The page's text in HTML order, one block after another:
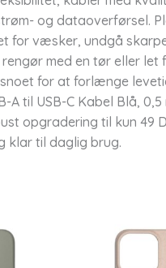
og dataoverførsel.
for væsker, undgå
med en tør eller let
for at forlænge
A til USB-C Kabel Blå, 0,5
opgradering til kun 49
klar til daglig brug.